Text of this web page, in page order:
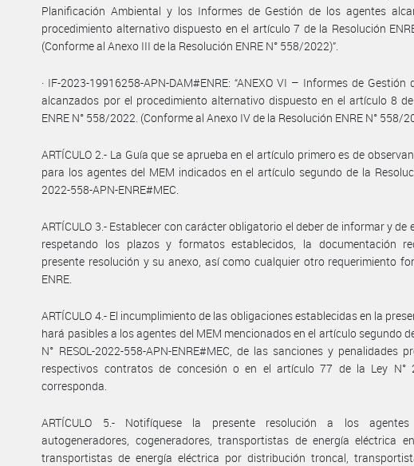
Planificación Ambiental y los Informes de Gestión de los agentes
procedimiento alternativo dispuesto en el artículo 7 de la Resolución
(Conforme al Anexo III de la Resolución ENRE N° 558/2022)”.
· IF-2023-19916258-APN-DAM#ENRE: “ANEXO VI – Informes de Gestión
alcanzados por el procedimiento alternativo dispuesto en el artículo 8
ENRE N° 558/2022. (Conforme al Anexo IV de la Resolución ENRE N° 558/
ARTÍCULO 2.- La Guía que se aprueba en el artículo primero es de
para los agentes del MEM indicados en el artículo segundo de la
2022-558-APN-ENRE#MEC.
ARTÍCULO 3.- Establecer con carácter obligatorio el deber de informar y de
respetando los plazos y formatos establecidos, la documentación
presente resolución y su anexo, así como cualquier otro requerimiento
ENRE.
ARTÍCULO 4.- El incumplimiento de las obligaciones establecidas en la
hará pasibles a los agentes del MEM mencionados en el artículo segundo
N° RESOL-2022-558-APN-ENRE#MEC, de las sanciones y penalidades
respectivos contratos de concesión o en el artículo 77 de la Ley N°
corresponda.
ARTÍCULO 5.- Notifíquese la presente resolución a los agentes
autogeneradores, cogeneradores, transportistas de energía eléctrica
transportistas de energía eléctrica por distribución troncal,